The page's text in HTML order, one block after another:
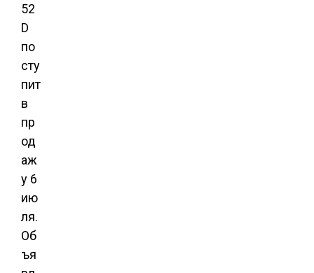
52
D
по
сту
пит
в
пр
од
аж
у 6
ию
ля.
Об
ъя